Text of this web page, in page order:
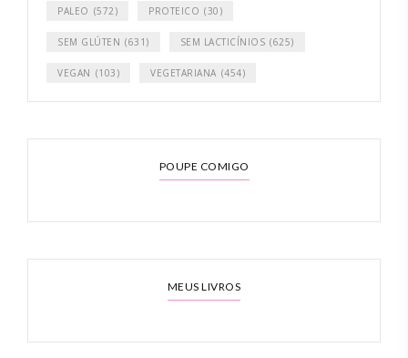
PALEO (572) PROTEICO (30)
SEM GLÚTEN (631) SEM LACTICÍNIOS (625)
VEGAN (103) VEGETARIANA (454)
POUPE COMIGO
MEUS LIVROS